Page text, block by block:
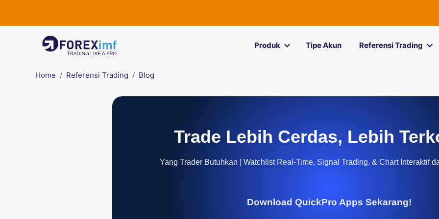
Produk Tipe Akun Referensi Trading
Home Referensi Trading Blog
Trade Lebih Cerdas, Lebih
Yang Trader Butuhkan | Watchlist Real-Time, Signal Trading, & Chart Interaktif
Download QuickPro Apps Sekarang!